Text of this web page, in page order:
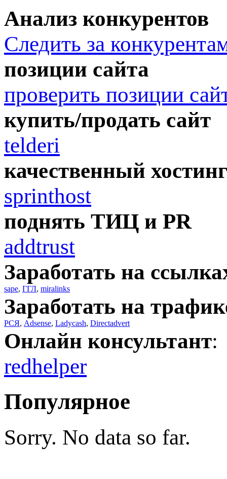
Анализ конкурентов
Следить за
позиции сайта
проверить позиции
купить/продать сайт
telderi
качественный
sprinthost
поднять ТИЦ и PR
addtrust
Заработать на
sape, ГГЛ, miralinks
Заработать на
РСЯ, Adsense, Ladycash, Directadvert
Онлайн консультант:
redhelper
Популярное
Sorry. No data so far.